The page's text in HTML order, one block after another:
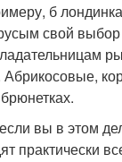
б
свой
вы в этом
практически